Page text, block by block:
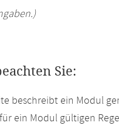
Sie:
beschreibt ein Modul
ein Modul gültigen